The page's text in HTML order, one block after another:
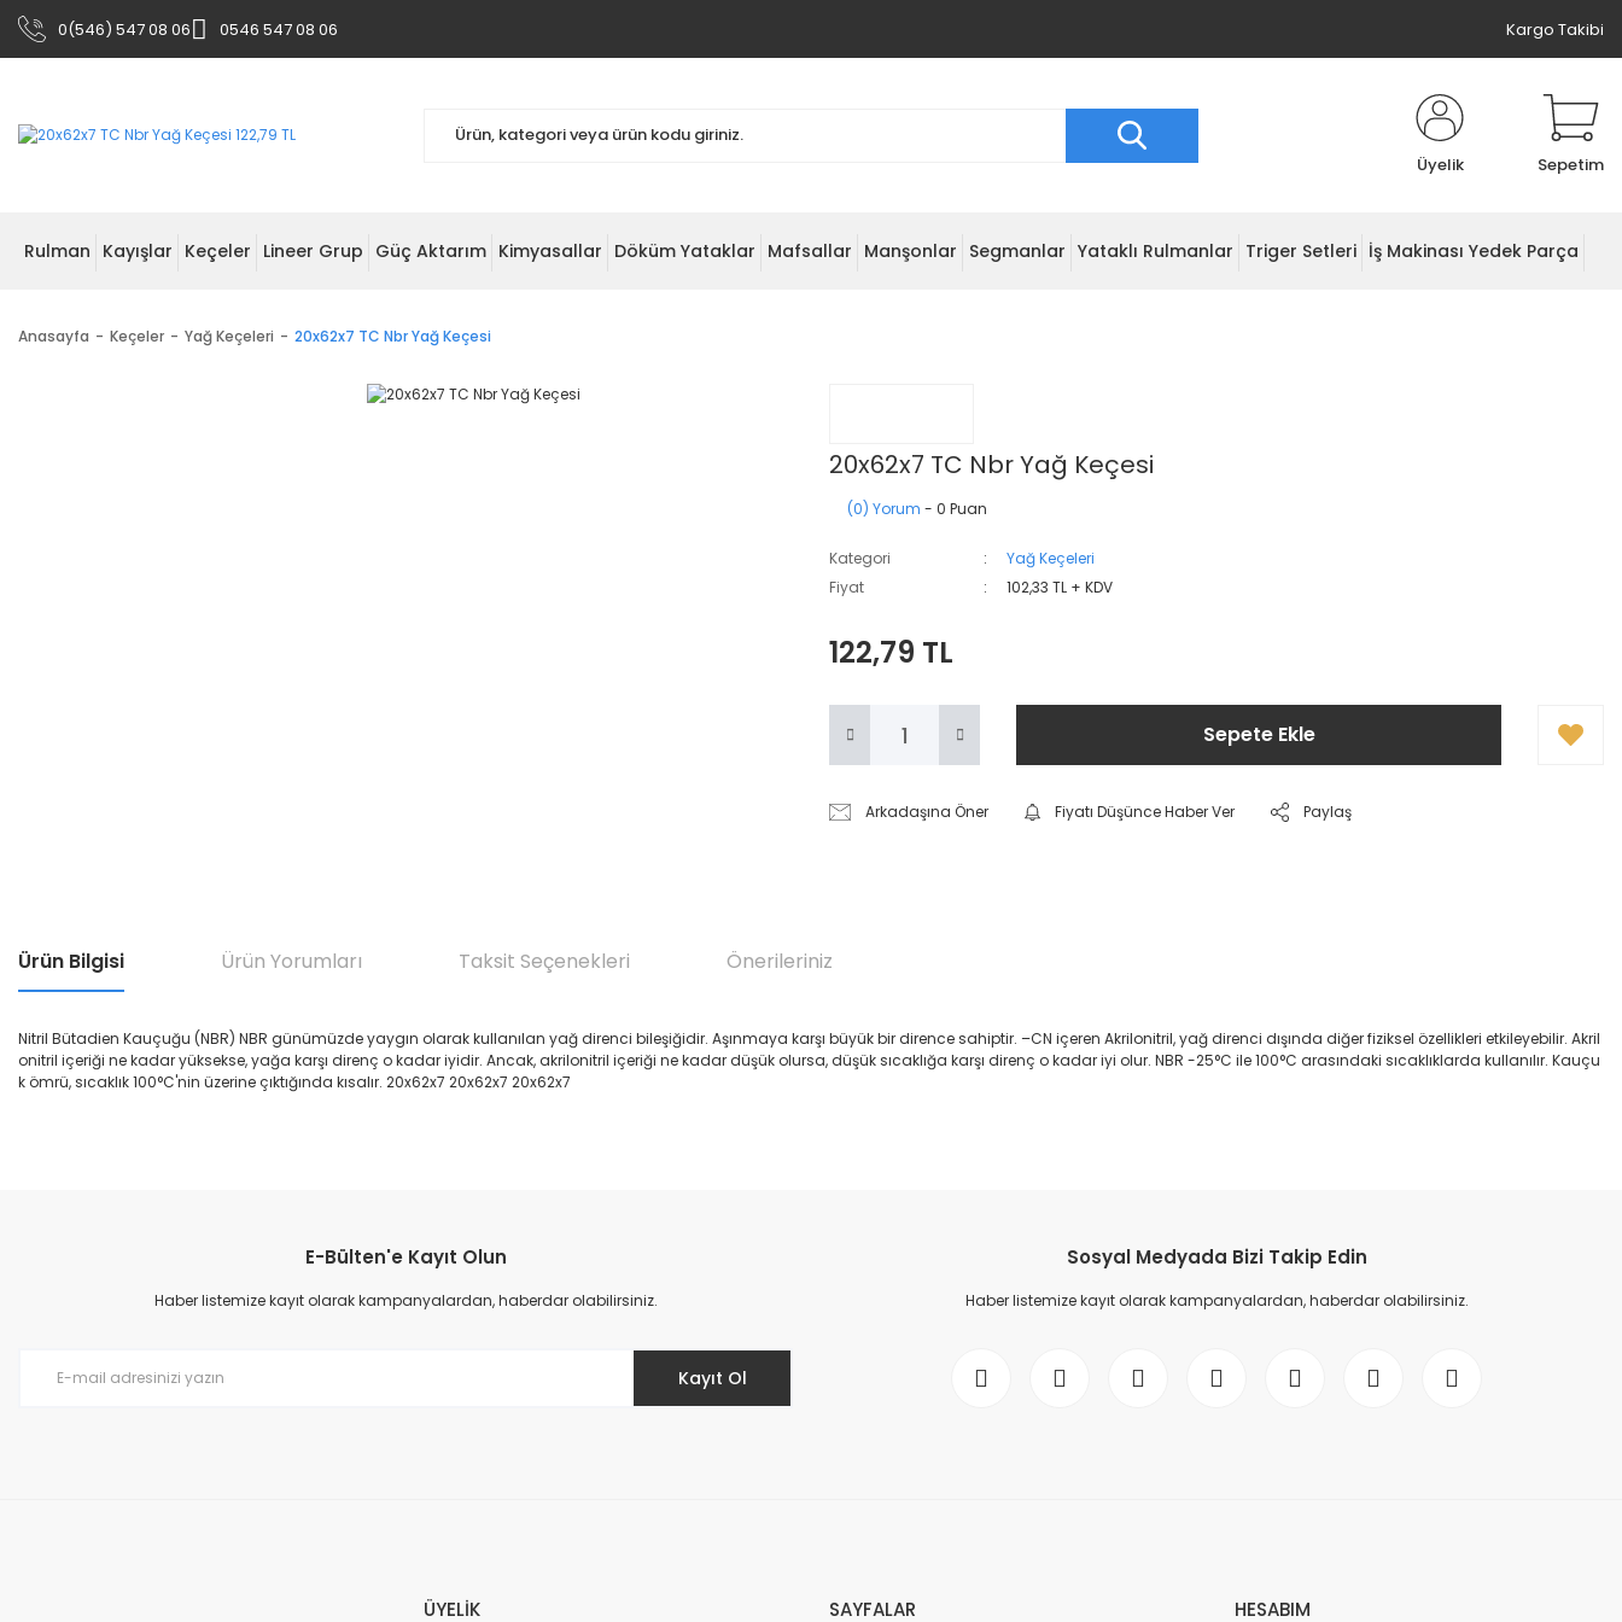
0(546) 547 08 06 0546 547 08 06 Kargo Takibi
Üyelik Sepetim
Rulman Kayışlar Keçeler Lineer Grup Güç Aktarım Kimyasallar Döküm Yataklar Mafsallar Manşonlar Segmanlar Yataklı Rulmanlar Triger Setleri İş Makinası Yedek Parça
Anasayfa Keçeler Yağ Keçeleri 20x62x7 TC Nbr Yağ Keçesi
20x62x7 TC Nbr Yağ Keçesi
(0) Yorum - 0 Puan
Kategori
Yağ Keçeleri
Fiyat
102,33 TL + KDV
122,79 TL
Sepete Ekle
Arkadaşına Öner Fiyatı Düşünce Haber Ver Paylaş
Ürün Bilgisi Ürün Yorumları Taksit Seçenekleri Önerileriniz
Nitril Bütadien Kauçuğu (NBR) NBR günümüzde yaygın olarak kullanılan yağ direnci bileşiğidir. Aşınmaya karşı büyük bir dirence sahiptir. –CN içeren Akrilonitril, yağ direnci dışında diğer fiziksel özellikleri etkileyebilir. Akril
onitril içeriği ne kadar yüksekse, yağa karşı direnç o kadar iyidir. Ancak, akrilonitril içeriği ne kadar düşük olursa, düşük sıcaklığa karşı direnç o kadar iyi olur. NBR -25°C ile 100°C arasındaki sıcaklıklarda kullanılır. Kauçu
k ömrü, sıcaklık 100°C'nin üzerine çıktığında kısalır. 20x62x7 20x62x7 20x62x7
Ürün resmi kalitesiz, bozuk veya görüntülenemiyor.
Ürün açıklamasında eksik bilgiler bulunuyor.
E-Bülten'e Kayıt Olun
Haber listemize kayıt olarak kampanyalardan, haberdar olabilirsiniz.
Kayıt Ol
Sosyal Medyada Bizi Takip Edin
Haber listemize kayıt olarak kampanyalardan, haberdar olabilirsiniz.
ÜYELİK SAYFALAR HESABIM